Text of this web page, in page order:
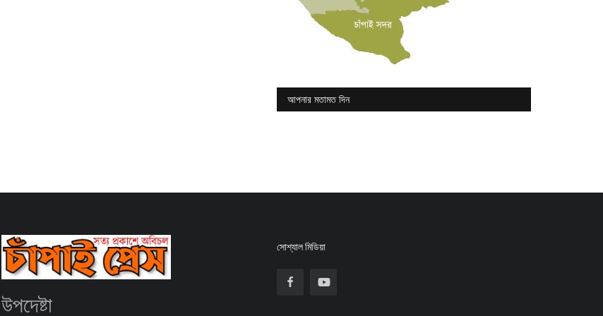
আপনার মতামত দিন
উপদেষ্টা
সোশ্যাল মিডিয়া